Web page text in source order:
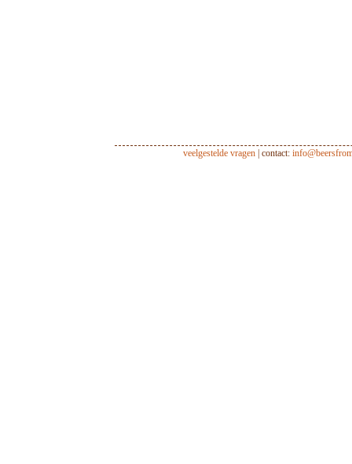
veelgestelde vragen | contact: